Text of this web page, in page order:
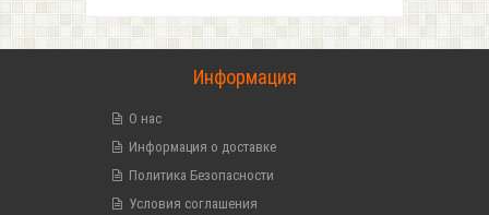
Информация
О нас
Информация о доставке
Политика Безопасности
Условия соглашения